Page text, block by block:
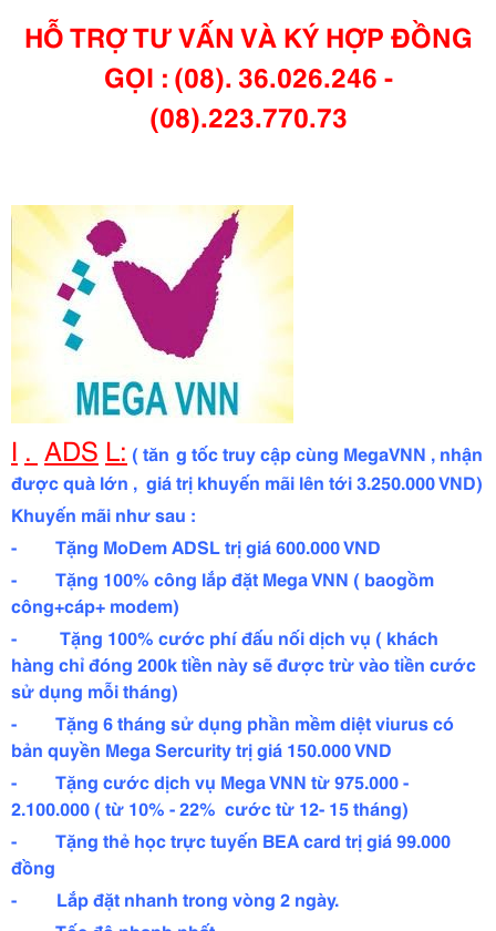
HỖ TRỢ TƯ VẤN VÀ KÝ HỢP ĐỒNG
GỌI : (08). 36.026.246 -
(08).223.770.73
I . ADS L: ( tăn g tốc truy cập cùng MegaVNN , nhận
được quà lớn , giá trị khuyến mãi lên tới 3.250.000 VND)
Khuyến mãi như sau :
- Tặng MoDem ADSL trị giá 600.000 VND
- Tặng 100% công lắp đặt Mega VNN ( baogồm
công+cáp+ modem)
- Tặng 100% cước phí đấu nối dịch vụ ( khách
hàng chỉ đóng 200k tiền này sẽ được trừ vào tiền cước
sử dụng mỗi tháng)
- Tặng 6 tháng sử dụng phần mềm diệt viurus có
bản quyền Mega Sercurity trị giá 150.000 VND
- Tặng cước dịch vụ Mega VNN từ 975.000 -
2.100.000 ( từ 10% - 22% cước từ 12- 15 tháng)
- Tặng thẻ học trực tuyến BEA card trị giá 99.000
đồng
- Lắp đặt nhanh trong vòng 2 ngày.